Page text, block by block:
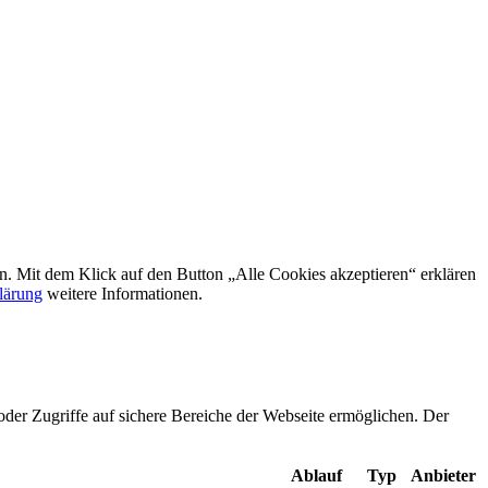
Mit dem Klick auf den Button „Alle Cookies akzeptieren“ erklären
weitere Informationen.
Zugriffe auf sichere Bereiche der Webseite ermöglichen. Der
Ablauf Typ Anbieter